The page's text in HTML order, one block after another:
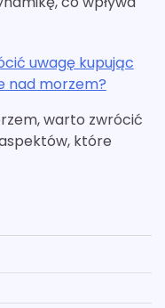
uwagę kupując
nad morzem?
warto zwrócić
które